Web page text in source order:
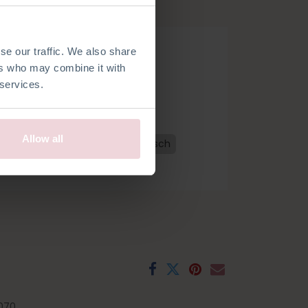
our traffic. We also share
who may combine it with
Allow all
Häkelnadel gehäkelt.
bestellen
Französisch
Spanisch